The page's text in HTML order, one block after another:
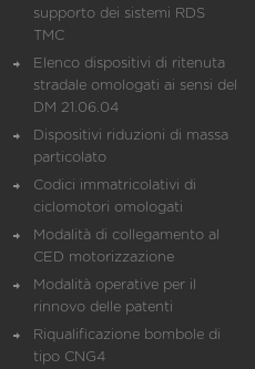
supporto dei sistemi RDS
TMC
Elenco dispositivi di ritenuta
stradale omologati ai sensi del
DM 21.06.04
Dispositivi riduzioni di massa
particolato
Codici immatricolativi di
ciclomotori omologati
Modalità di collegamento al
CED motorizzazione
Modalità operative per il
rinnovo delle patenti
Riqualificazione bombole di
tipo CNG4